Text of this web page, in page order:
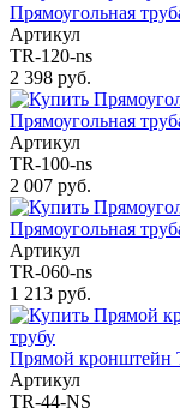
Прямоугольная
Артикул
TR-120-ns
2 398 руб.
Прямоугольная
Артикул
TR-100-ns
2 007 руб.
Прямоугольная
Артикул
TR-060-ns
1 213 руб.
Прямой кронштейн
Артикул
TR-44-NS